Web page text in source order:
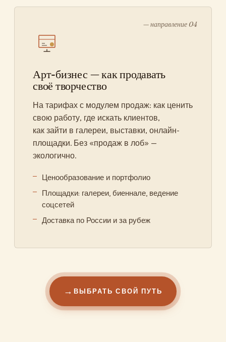
— направление 04
Арт-бизнес — как продавать
своё творчество
На тарифах с модулем продаж: как ценить
свою работу, где искать клиентов,
как зайти в галереи, выставки, онлайн-
площадки. Без «продаж в лоб» —
экологично.
Ценообразование и портфолио
Площадки: галереи, биеннале, ведение
соцсетей
Доставка по России и за рубеж
ВЫБРАТЬ СВОЙ ПУТЬ